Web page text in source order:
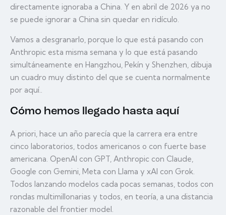
directamente ignoraba a China. Y en abril de 2026 ya no
se puede ignorar a China sin quedar en ridículo.
Vamos a desgranarlo, porque lo que está pasando con
Anthropic esta misma semana y lo que está pasando
simultáneamente en Hangzhou, Pekín y Shenzhen, dibuja
un cuadro muy distinto del que se cuenta normalmente
por aquí..
Cómo hemos llegado hasta aquí
A priori, hace un año parecía que la carrera era entre
cinco laboratorios, todos americanos o con fuerte base
americana. OpenAI con GPT, Anthropic con Claude,
Google con Gemini, Meta con Llama y xAI con Grok.
Todos lanzando modelos cada pocas semanas, todos con
rondas multimillonarias y todos, en teoría, a una distancia
razonable del frontier model.